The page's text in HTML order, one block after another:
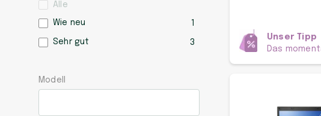
Alle
Wie neu
Sehr gut 3
Modell
Unser Tipp
Das